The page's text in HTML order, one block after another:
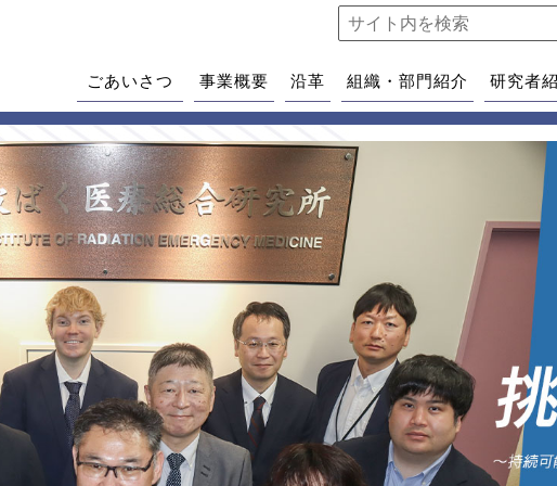
ごあいさつ 事業概要 沿革 組織・部門紹介 研究者